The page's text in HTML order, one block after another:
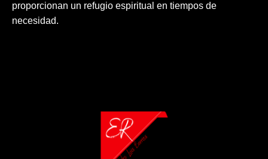
proporcionan un refugio espiritual en tiempos de
necesidad.